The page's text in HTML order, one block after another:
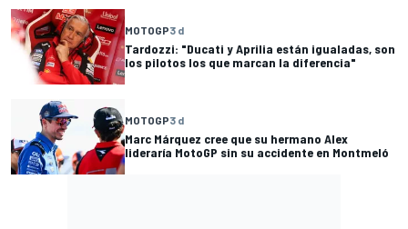
MOTOGP3 d
Tardozzi: "Ducati y Aprilia están igualadas, son
los pilotos los que marcan la diferencia"
MOTOGP3 d
Marc Márquez cree que su hermano Alex
lideraría MotoGP sin su accidente en Montmeló